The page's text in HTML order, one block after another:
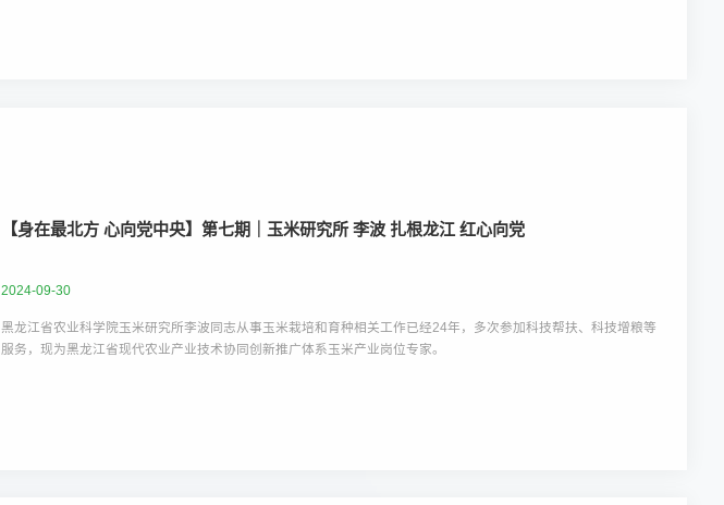
​【身在最北方 心向党中央】第七期｜玉米研究所 李波 扎根龙江 红心向党
2024-09-30
黑龙江省农业科学院玉米研究所李波同志从事玉米栽培和育种相关工作已经24年，多次参加科技帮扶、科技增粮等
服务，现为黑龙江省现代农业产业技术协同创新推广体系玉米产业岗位专家。